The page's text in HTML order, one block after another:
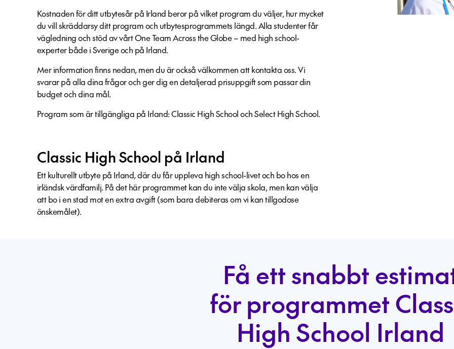
Kostnaden för ditt utbytesår på Irland beror på vilket program du väljer, hur mycket
du vill skräddarsy ditt program och utbytesprogrammets längd. Alla studenter får
vägledning och stöd av vårt One Team Across the Globe – med high school-
experter både i Sverige och på Irland.
Mer information finns nedan, men du är också välkommen att kontakta oss. Vi
svarar på alla dina frågor och ger dig en detaljerad prisuppgift som passar din
budget och dina mål.
Program som är tillgängliga på Irland: Classic High School och Select High School.
Classic High School på Irland
Ett kulturellt utbyte på Irland, där du får uppleva high school-livet och bo hos en
irländsk värdfamilj. På det här programmet kan du inte välja skola, men kan välja
att bo i en stad mot en extra avgift (som bara debiteras om vi kan tillgodose
önskemålet).
Få ett snabbt
för programmet
High School Irland